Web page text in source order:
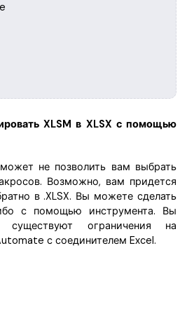
XLSM в XLSX с помощью
не позволить вам выбрать
Возможно, вам придется
в .XLSX. Вы можете сделать
с помощью инструмента. Вы
ограничения на
с соединителем Excel.